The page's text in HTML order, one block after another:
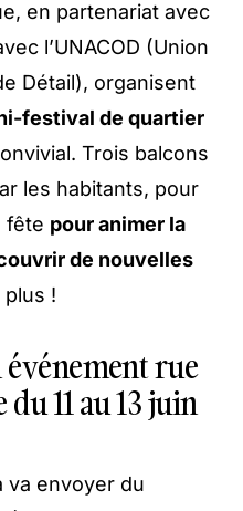
en partenariat avec
l’UNACOD (Union
Détail), organisent
festival de quartier
Trois balcons
les habitants, pour
fête pour animer la
de nouvelles
plus !
événement rue
11 au 13 juin
va envoyer du